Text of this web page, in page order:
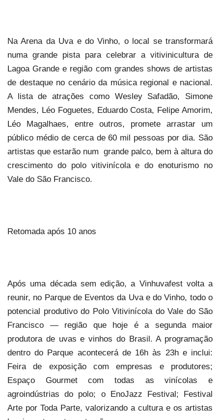
Na Arena da Uva e do Vinho, o local se transformará
numa grande pista para celebrar a vitivinicultura de
Lagoa Grande e região com grandes shows de artistas
de destaque no cenário da música regional e nacional.
A lista de atrações como Wesley Safadão, Simone
Mendes, Léo Foguetes, Eduardo Costa, Felipe Amorim,
Léo Magalhaes, entre outros, promete arrastar um
público médio de cerca de 60 mil pessoas por dia. São
artistas que estarão num grande palco, bem à altura do
crescimento do polo vitivinícola e do enoturismo no
Vale do São Francisco.
Retomada após 10 anos
Após uma década sem edição, a Vinhuvafest volta a
reunir, no Parque de Eventos da Uva e do Vinho, todo o
potencial produtivo do Polo Vitivinícola do Vale do São
Francisco — região que hoje é a segunda maior
produtora de uvas e vinhos do Brasil. A programação
dentro do Parque acontecerá de 16h às 23h e inclui:
Feira de exposição com empresas e produtores;
Espaço Gourmet com todas as vinícolas e
agroindústrias do polo; o EnoJazz Festival; Festival
Arte por Toda Parte, valorizando a cultura e os artistas